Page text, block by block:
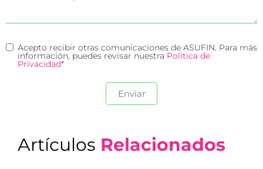
Acepto recibir otras comunicaciones de ASUFIN. Para más
información, puedes revisar nuestra Política de
Privacidad*
Artículos Relacionados